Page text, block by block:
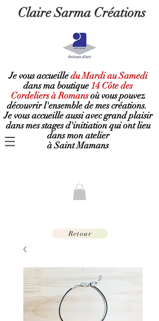
Claire Sarma Créations
Je vous accueilledu Mardi au Samedi
dans ma boutique14 Côte des
Cordeliers à Romansoùvous pouvez
découvrir l'ensemble de mes créations.
Je vous accueille aussi avec grand plaisir
dans mes stages d'initiation qui ont lieu
dans mon atelier
à Saint Mamans
Retour